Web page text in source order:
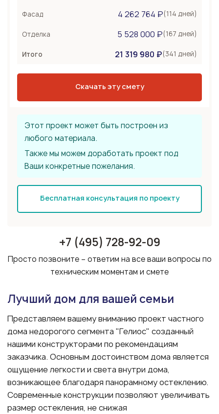
Бетонные стены
Сборное из ЖБ плит
Фасад 4 262 764 ₽(114 дней)
Отделка 5 528 000 ₽(167 дней)
Итого 21 319 980 ₽(341 дней)
Скачать эту смету
Этот проект может быть построен из
любого материала.
Также мы можем доработать проект под
Ваши конкретные пожелания.
Бесплатная консультация по проекту
+7 (495) 728-92-09
Просто позвоните – ответим на все ваши вопросы по
техническим моментам и смете
Лучший дом для вашей семьи
Представляем вашему вниманию проект частного
дома недорогого сегмента "Гелиос" созданный
нашими конструкторами по рекомендациям
заказчика. Основным достоинством дома является
ощущение легкости и света внутри дома,
возникающее благодаря панорамному остеклению.
Современные конструкции позволяют увеличивать
размер остекления, не снижая